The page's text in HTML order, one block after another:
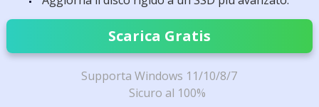
Scarica Gratis
Supporta Windows 11/10/8/7
Sicuro al 100%